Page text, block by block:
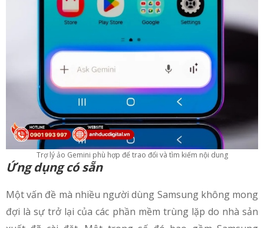
Trợ lý ảo Gemini phù hợp để trao đổi và tìm kiếm nội dung
Ứng dụng có sẵn
Một vấn đề mà nhiều người dùng Samsung không mong
đợi là sự trở lại của các phần mềm trùng lặp do nhà sản